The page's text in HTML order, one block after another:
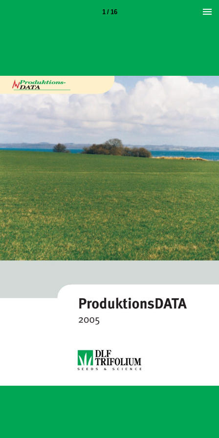
1 / 16